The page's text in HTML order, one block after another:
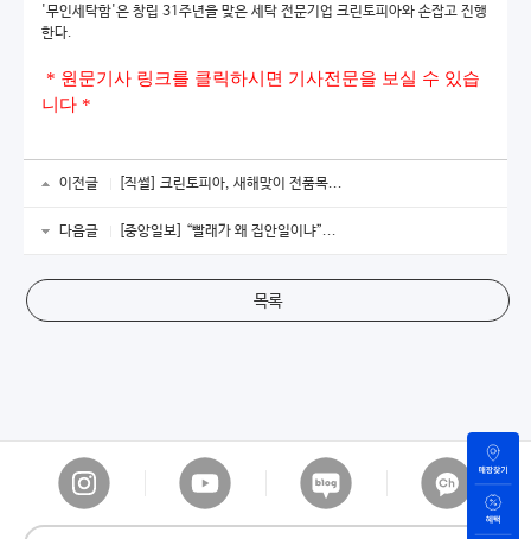
'무인세탁함'은 창립 31주년을 맞은 세탁 전문기업 크린토피아와 손잡고 진행
한다.
* 원문기사 링크를 클릭하시면 기사전문을 보실 수 있습
니다 *
이전글 [직썰] 크린토피아, 새해맞이 전품목...
다음글 [중앙일보] “빨래가 왜 집안일이냐”...
목록